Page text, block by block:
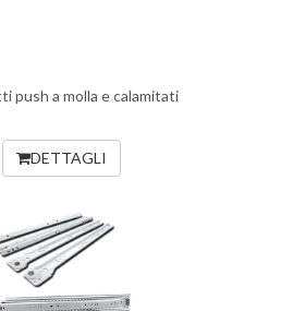
push a molla e calamitati
DETTAGLI